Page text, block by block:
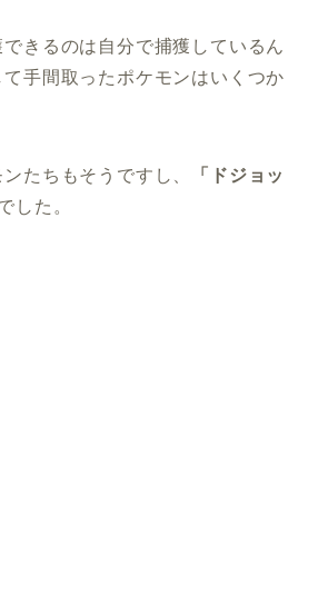
きるのは自分で捕獲しているん
手間取ったポケモンはいくつか
たちもそうですし、
「ドジョッ
した。